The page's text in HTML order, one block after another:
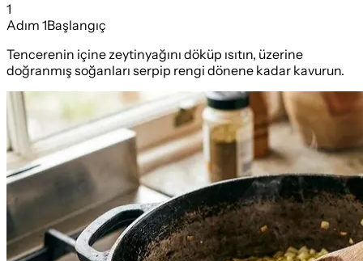
1
Adım 1Başlangıç
Tencerenin içine zeytinyağını döküp ısıtın, üzerine
doğranmış soğanları serpip rengi dönene kadar kavurun.